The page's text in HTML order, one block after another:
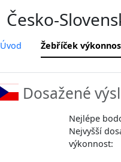
Česko-
Úvod Žebříček
Dosažené
Nejlépe
Nejvyšší
výkonnost: